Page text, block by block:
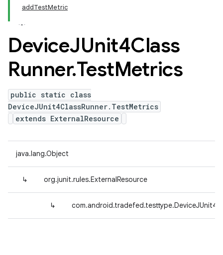
addTestMetric
DeviceJUnit4Class
Runner.TestMetrics
public static class
DeviceJUnit4ClassRunner.TestMetrics
extends ExternalResource
java.lang.Object
↳ org.junit.rules.ExternalResource
↳